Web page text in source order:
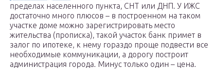
пределах населенного пункта, СНТ или ДНП. У ИЖС
достаточно много плюсов – в построенном на таком
участке доме можно зарегистрировать место
жительства (прописка), такой участок банк примет в
залог по ипотеке, к нему гораздо проще подвести все
необходимые коммуникации, а дорогу построит
администрация города. Минус только один – цена.